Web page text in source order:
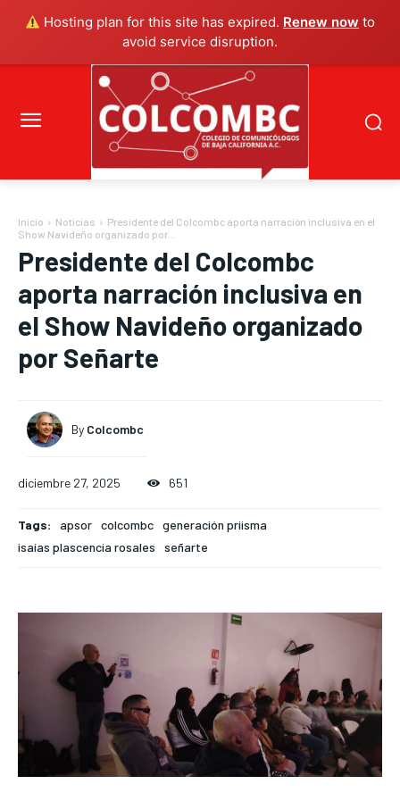
Hosting plan for this site has expired. Renew now to
avoid service disruption.
Inicio Noticias
Presidente del Colcombc aporta narración inclusiva en el
Show Navideño organizado por...
Presidente del Colcombc
aporta narración inclusiva en
el Show Navideño organizado
por Señarte
By Colcombc
diciembre 27, 2025 651
Tags: apsor colcombc generación priisma
isaías plascencia rosales
señarte